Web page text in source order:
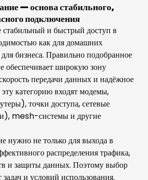
— основа стабильного,
подключения
и быстрый доступ в
как для домашних
для бизнеса. Правильно подобранное
обеспечивает широкую зону
передачи данных и надёжное
категорию входят модемы,
точки доступа, сетевые
mesh-системы и другие
нужно не только для выхода в
распределения трафика,
и защиты данных. Поэтому выбор
задач и условий использования.